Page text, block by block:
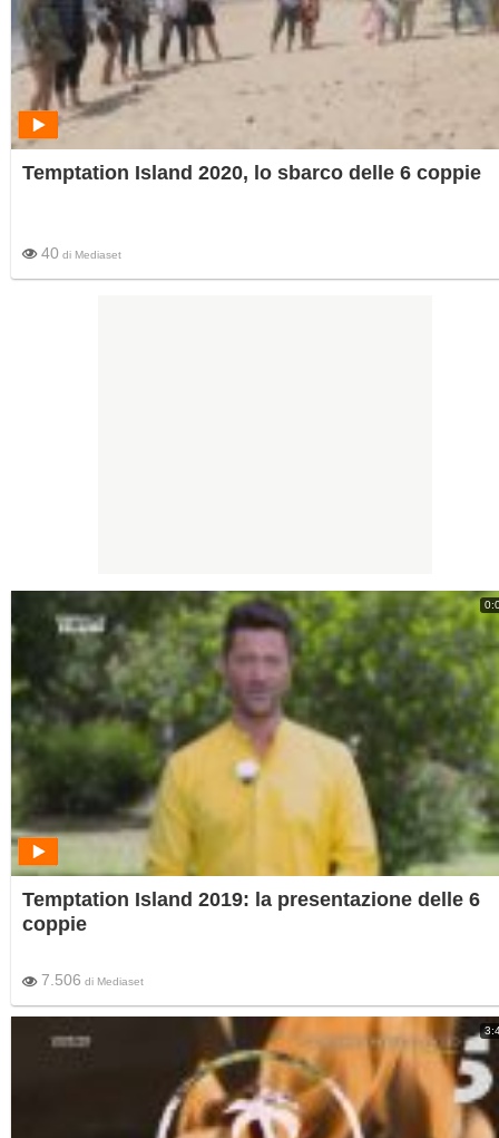
Temptation Island 2020, lo sbarco delle 6 coppie
40 di Mediaset
Temptation Island 2019: la presentazione delle 6
coppie
7.506 di Mediaset